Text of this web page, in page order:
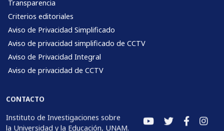
Transparencia
Criterios editoriales
Aviso de Privacidad Simplificado
Aviso de privacidad simplificado de CCTV
Aviso de Privacidad Integral
Aviso de privacidad de CCTV
CONTACTO
Instituto de Investigaciones sobre
la Universidad y la Educación, UNAM.